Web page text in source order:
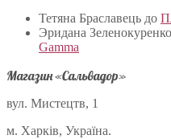
Тетяна Браславець до
Эридана Зеленокуренко
Gamma
Магазин «Сальвадор»
вул. Мистецтв, 1
м. Харків, Україна.